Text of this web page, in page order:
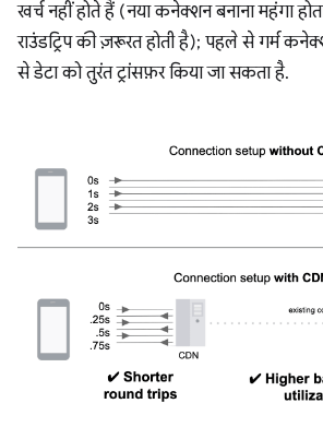
खर्च नहीं होते हैं (नया कनेक्शन बनाना महंगा
राउंडट्रिप की ज़रूरत होती है); पहले से गर्म
से डेटा को तुरंत ट्रांसफ़र किया जा सकता है.